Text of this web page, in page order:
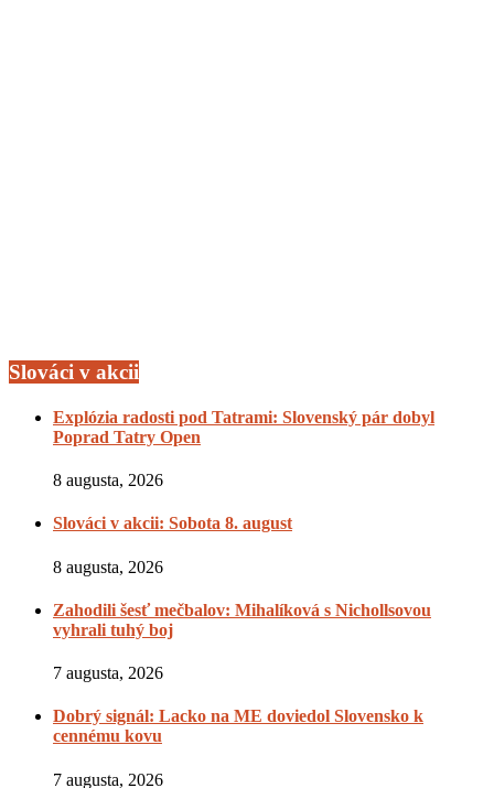
Slováci v akcii
Explózia radosti pod Tatrami: Slovenský pár dobyl
Poprad Tatry Open
8 augusta, 2026
Slováci v akcii: Sobota 8. august
8 augusta, 2026
Zahodili šesť mečbalov: Mihalíková s Nichollsovou
vyhrali tuhý boj
7 augusta, 2026
Dobrý signál: Lacko na ME doviedol Slovensko k
cennému kovu
7 augusta, 2026